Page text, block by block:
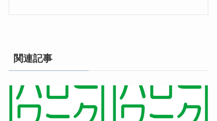
関連記事